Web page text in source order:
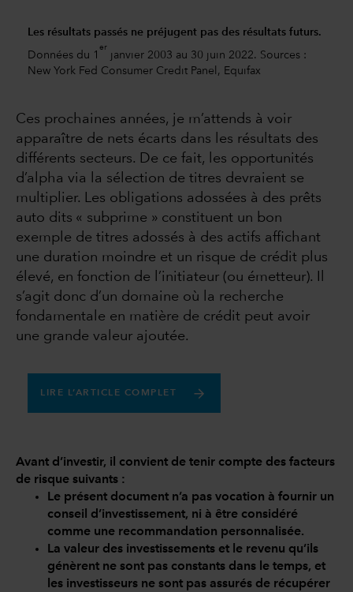
Les résultats passés ne préjugent pas des résultats futurs.
Données du 1
er
janvier 2003 au 30 juin 2022. Sources :
New York Fed Consumer Credit Panel, Equifax
Ces prochaines années, je m’attends à voir
apparaître de nets écarts dans les résultats des
différents secteurs. De ce fait, les opportunités
d’alpha via la sélection de titres devraient se
multiplier. Les obligations adossées à des prêts
auto dits « subprime » constituent un bon
exemple de titres adossés à des actifs affichant
une duration moindre et un risque de crédit plus
élevé, en fonction de l’initiateur (ou émetteur). Il
s’agit donc d’un domaine où la recherche
fondamentale en matière de crédit peut avoir
une grande valeur ajoutée.
LIRE L’ARTICLE COMPLET
Avant d’investir, il convient de tenir compte des facteurs
de risque suivants :
Le présent document n’a pas vocation à fournir un
conseil d’investissement, ni à être considéré
comme une recommandation personnalisée.
La valeur des investissements et le revenu qu’ils
génèrent ne sont pas constants dans le temps, et
les investisseurs ne sont pas assurés de récupérer